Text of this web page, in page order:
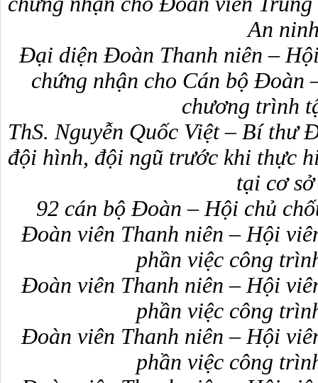
An
Đại diện Đoàn Thanh niên –
chứng nhận cho Cán bộ Đoàn
chương trình
ThS. Nguyễn Quốc Việt – Bí thư
đội hình, đội ngũ trước khi thực
tại cơ
92 cán bộ Đoàn – Hội chủ
Đoàn viên Thanh niên – Hội
phần việc công
Đoàn viên Thanh niên – Hội
phần việc công
Đoàn viên Thanh niên – Hội
phần việc công